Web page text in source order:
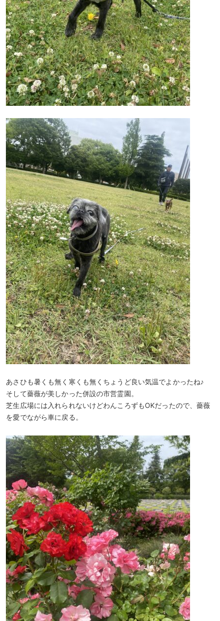
あさひも暑くも無く寒くも無くちょうど良い気温でよかったね♪
そして薔薇が美しかった併設の市営霊園。
芝生広場には入れられないけどわんころずもOKだったので、薔薇
を愛でながら車に戻る。